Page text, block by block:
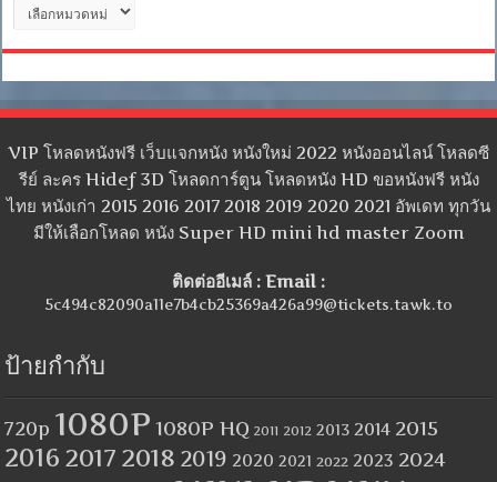
หมู่
VIP โหลดหนังฟรี เว็บแจกหนัง หนังใหม่ 2022 หนังออนไลน์ โหลดซี
รีย์ ละคร Hidef 3D โหลดการ์ตูน โหลดหนัง HD ขอหนังฟรี หนัง
ไทย หนังเก่า 2015 2016 2017 2018 2019 2020 2021 อัพเดท ทุกวัน
มีให้เลือกโหลด หนัง Super HD mini hd master Zoom
ติดต่ออีเมล์ : Email :
5c494c82090a11e7b4cb25369a426a99@tickets.tawk.to
ป้ายกำกับ
720p 1080P 1080P HQ 2011 2012 2013 2014 2015
2016 2017 2018 2019 2020 2021 2022 2023 2024